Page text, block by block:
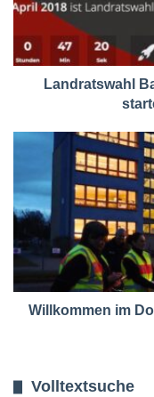
Landratswahl
Willkommen im
Volltextsuche